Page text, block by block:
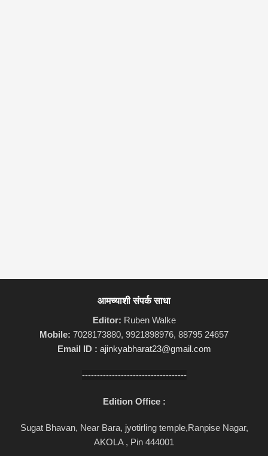
आमच्याशी संपर्क साधा
Editor: Ruben Walke
Mobile: 7028173880, 9921898976, 88795 24657
Email ID : ajinkyabharat23@gmail.com
-----------------------------------
Edition Office :
Sugat Bhavan, Near Bara, jyotirling temple,Ranpise Nagar,
AKOLA , Pin 444001